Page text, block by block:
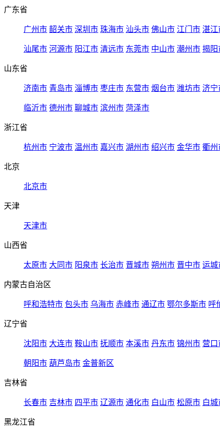
广东省
广州市 韶关市 深圳市 珠海市 汕头市 佛山市 江门市 湛江
汕尾市 河源市 阳江市 清远市 东莞市 中山市 潮州市 揭阳
山东省
济南市 青岛市 淄博市 枣庄市 东营市 烟台市 潍坊市 济宁
临沂市 德州市 聊城市 滨州市 菏泽市
浙江省
杭州市 宁波市 温州市 嘉兴市 湖州市 绍兴市 金华市 衢州
北京
北京市
天津
天津市
山西省
太原市 大同市 阳泉市 长治市 晋城市 朔州市 晋中市 运城
内蒙古自治区
呼和浩特市 包头市 乌海市 赤峰市 通辽市 鄂尔多斯市 呼
辽宁省
沈阳市 大连市 鞍山市 抚顺市 本溪市 丹东市 锦州市 营口
朝阳市 葫芦岛市 金普新区
吉林省
长春市 吉林市 四平市 辽源市 通化市 白山市 松原市 白城
黑龙江省